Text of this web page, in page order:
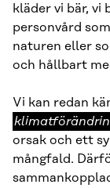
kläder vi bär,
personvård
naturen eller
och hållbart
Vi kan redan
orsak och ett
mångfald.